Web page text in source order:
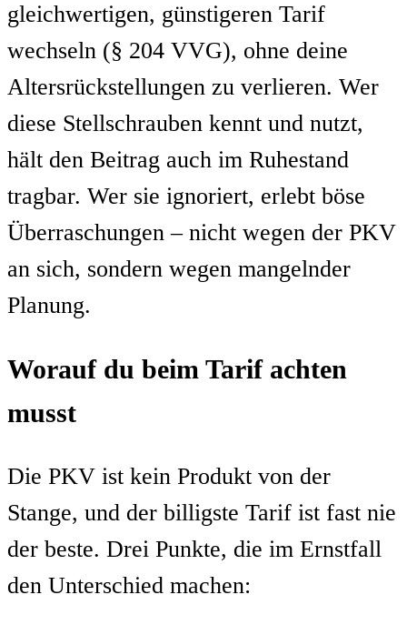
gleichwertigen, günstigeren Tarif
wechseln (§ 204 VVG), ohne deine
Altersrückstellungen zu verlieren. Wer
diese Stellschrauben kennt und nutzt,
hält den Beitrag auch im Ruhestand
tragbar. Wer sie ignoriert, erlebt böse
Überraschungen – nicht wegen der PKV
an sich, sondern wegen mangelnder
Planung.
Worauf du beim Tarif achten
musst
Die PKV ist kein Produkt von der
Stange, und der billigste Tarif ist fast nie
der beste. Drei Punkte, die im Ernstfall
den Unterschied machen: